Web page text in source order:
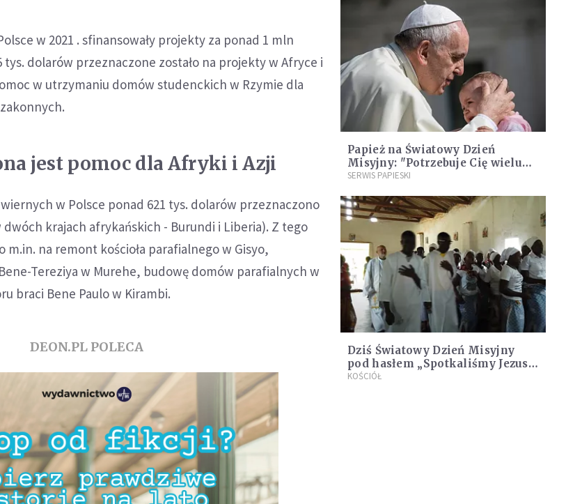
w 2021 . sfinansowały projekty za ponad 1 mln
dolarów przeznaczone zostało na projekty w Afryce i
w utrzymaniu domów studenckich w Rzymie dla
jest pomoc dla Afryki i Azji
w Polsce ponad 621 tys. dolarów przeznaczono
krajach afrykańskich - Burundi i Liberia). Z tego
m.in. na remont kościoła parafialnego w Gisyo,
Tereziya w Murehe, budowę domów parafialnych w
braci Bene Paulo w Kirambi.
DEON.PL POLECA
Papież na Światowy Dzień
Misyjny: "Potrzebuje Cię wielu
ludzi"
SERWIS PAPIESKI
Dziś Światowy Dzień Misyjny
pod hasłem „Spotkaliśmy Jezusa,
więc głosimy”
KOŚCIÓŁ